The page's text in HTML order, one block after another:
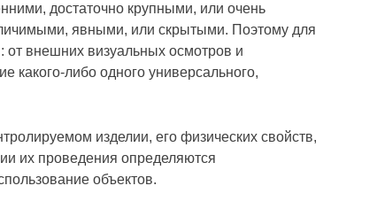
достаточно крупными, или очень
явными, или скрытыми. Поэтому для
от внешних визуальных осмотров и
какого-либо одного универсального,
изделии, его физических свойств,
их проведения определяются
объектов.